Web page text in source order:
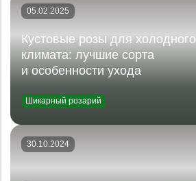
05.02.2025
Кустовые розы для холодного
климата: лучшие сорта
и особенности ухода
Шикарный розарий
30.10.2024